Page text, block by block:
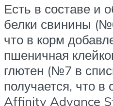
Есть в составе и
белки свинины
что в корм
пшеничная
глютен (№7 в
получается, что в
Affinity Advance